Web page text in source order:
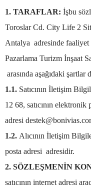
1. TARAFLAR: İşbu
Toroslar Cd. City Life 2
Antalya adresinde faaliyet
Pazarlama Turizm İnşaat
arasında aşağıdaki
1.1. Satıcının İletişim
12 68, satıcının elektronik
adresi
1.2. Alıcının İletişim
posta adresi adresidir.
2. SÖZLEŞMENİN
satıcının internet adresi